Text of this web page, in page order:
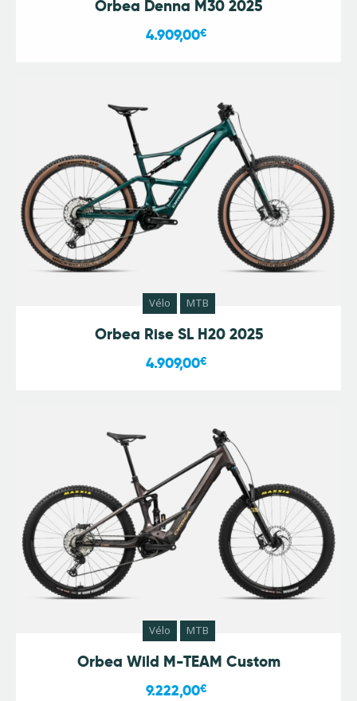
Orbea Denna M30 2025
4.909,00€
Vélo MTB
Orbea Rise SL H20 2025
4.909,00€
Vélo MTB
Orbea Wild M-TEAM Custom
9.222,00€